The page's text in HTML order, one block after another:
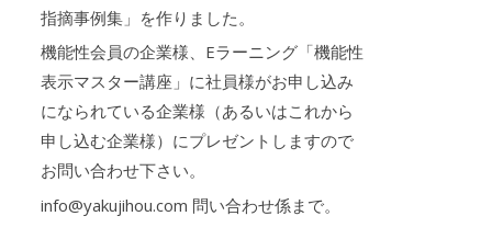
指摘事例集」を作りました。
機能性会員の企業様、Eラーニング「機能性
表示マスター講座」に社員様がお申し込み
になられている企業様（あるいはこれから
申し込む企業様）にプレゼントしますので
お問い合わせ下さい。
info@yakujihou.com 問い合わせ係まで。